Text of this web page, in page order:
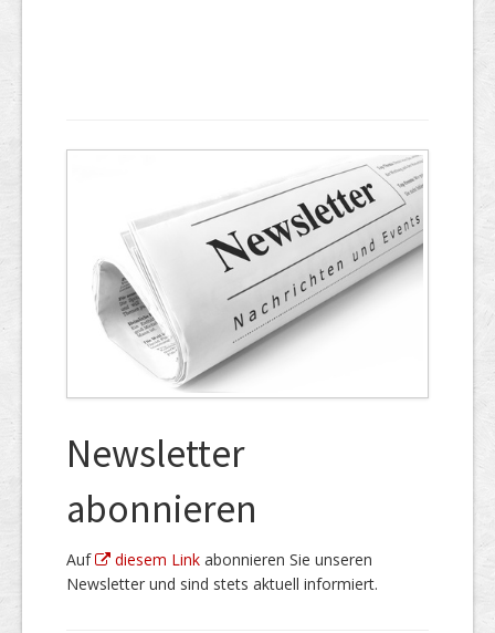
Newsletter
abonnieren
Auf diesem Link abonnieren Sie unseren
Newsletter und sind stets aktuell informiert.